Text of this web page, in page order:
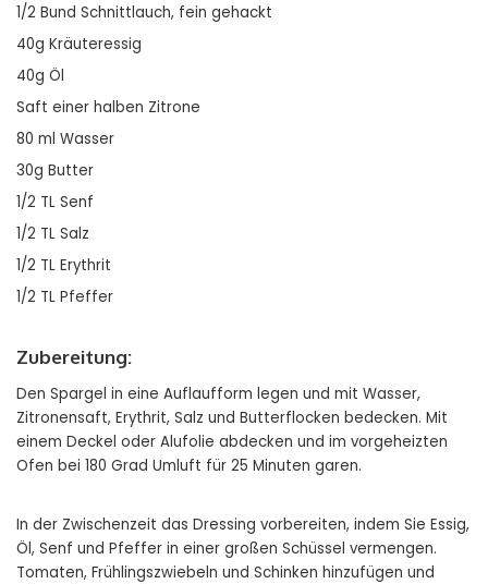
1/2 Bund Schnittlauch, fein gehackt
40g Kräuteressig
40g Öl
Saft einer halben Zitrone
80 ml Wasser
30g Butter
1/2 TL Senf
1/2 TL Salz
1/2 TL Erythrit
1/2 TL Pfeffer
Zubereitung:
Den Spargel in eine Auflaufform legen und mit Wasser,
Zitronensaft, Erythrit, Salz und Butterflocken bedecken. Mit
einem Deckel oder Alufolie abdecken und im vorgeheizten
Ofen bei 180 Grad Umluft für 25 Minuten garen.
In der Zwischenzeit das Dressing vorbereiten, indem Sie Essig,
Öl, Senf und Pfeffer in einer großen Schüssel vermengen.
Tomaten, Frühlingszwiebeln und Schinken hinzufügen und